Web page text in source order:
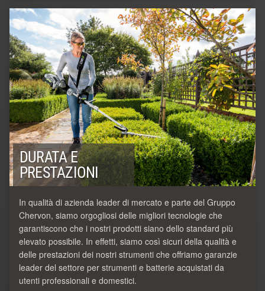
DURATA E
PRESTAZIONI
In qualità di azienda leader di mercato e parte del Gruppo
Chervon, siamo orgogliosi delle migliori tecnologie che
garantiscono che i nostri prodotti siano dello standard più
elevato possibile. In effetti, siamo così sicuri della qualità e
delle prestazioni dei nostri strumenti che offriamo garanzie
leader del settore per strumenti e batterie acquistati da
utenti professionali e domestici.